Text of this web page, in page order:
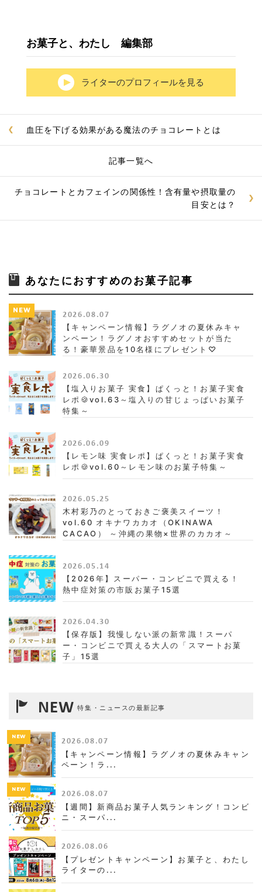
お菓子と、わたし 編集部
ライターのプロフィールを見る
血圧を下げる効果がある魔法のチョコレートとは
記事一覧へ
チョコレートとカフェインの関係性！含有量や摂取量の
目安とは？
あなたにおすすめのお菓子記事
NEW 2026.08.07
【キャンペーン情報】ラグノオの夏休みキャ
ンペーン！ラグノオおすすめセットが当た
る！豪華景品を10名様にプレゼント♡
2026.06.30
【塩入りお菓子 実食】ぱくっと！お菓子実食
レポ🍪vol.63～塩入りの甘じょっぱいお菓子
特集～
2026.06.09
【レモン味 実食レポ】ぱくっと！お菓子実食
レポ🍪vol.60～レモン味のお菓子特集～
2026.05.25
木村彩乃のとっておきご褒美スイーツ！
vol.60 オキナワカカオ（OKINAWA
CACAO） ～沖縄の果物×世界のカカオ～
2026.05.14
【2026年】スーパー・コンビニで買える！
熱中症対策の市販お菓子15選
2026.04.30
【保存版】我慢しない派の新常識！スーパ
ー・コンビニで買える大人の「スマートお菓
子」15選
NEW 特集・ニュースの最新記事
NEW 2026.08.07
【キャンペーン情報】ラグノオの夏休みキャン
ペーン！ラ...
NEW 2026.08.07
【週間】新商品お菓子人気ランキング！コンビ
ニ・スーパ...
2026.08.06
【プレゼントキャンペーン】お菓子と、わたし
ライターの...